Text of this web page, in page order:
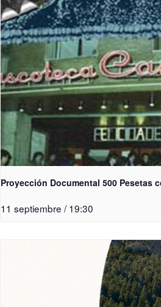
Proyección Documental 500 Pesetas
11 septiembre / 19:30